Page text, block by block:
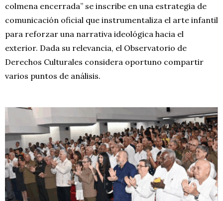
colmena encerrada” se inscribe en una estrategia de
comunicación oficial que instrumentaliza el arte infantil
para reforzar una narrativa ideológica hacia el
exterior. Dada su relevancia, el Observatorio de
Derechos Culturales considera oportuno compartir
varios puntos de análisis.